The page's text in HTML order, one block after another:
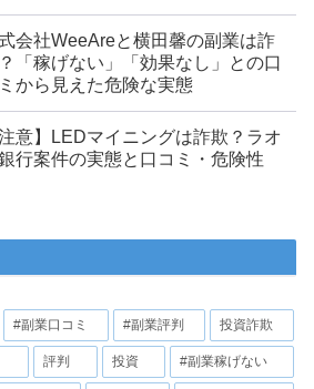
会社WeeAreと横田馨の副業は詐
「稼げない」「効果なし」との口
から見えた危険な実態
注意】LEDマイニングは詐欺？ラオ
行案件の実態と口コミ・危険性
#副業口コミ #副業評判 投資詐欺
評判 投資 #副業稼げない